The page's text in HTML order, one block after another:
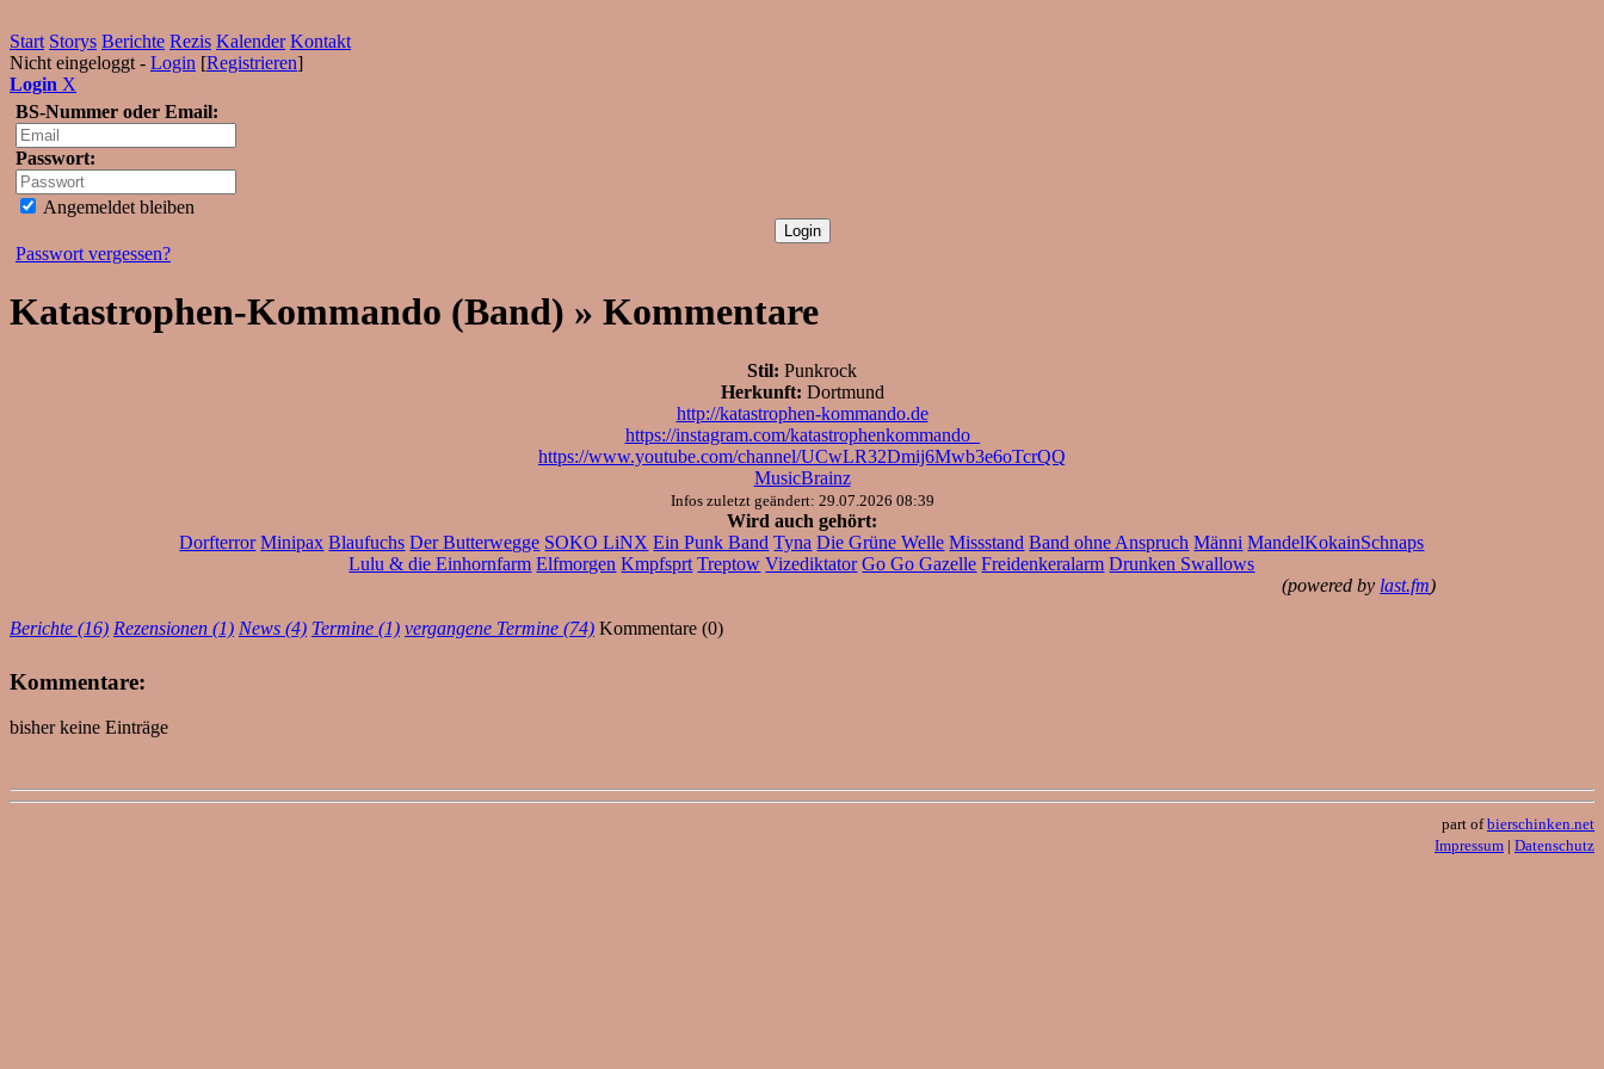
Start Storys Berichte Rezis Kalender Kontakt
Nicht eingeloggt - Login [Registrieren]
Login X
BS-Nummer oder Email:
Passwort:
Angemeldet bleiben
Passwort vergessen?
Katastrophen-Kommando (Band) » Kommentare
Stil: Punkrock
Herkunft: Dortmund
http://katastrophen-kommando.de
https://instagram.com/katastrophenkommando_
https://www.youtube.com/channel/UCwLR32Dmij6Mwb3e6oTcrQQ
MusicBrainz
Infos zuletzt geändert: 29.07.2026 08:39
Wird auch gehört:
Dorfterror Minipax Blaufuchs Der Butterwegge SOKO LiNX Ein Punk Band Tyna Die Grüne Welle Missstand Band ohne Anspruch Männi MandelKokainSchnaps
Lulu & die Einhornfarm Elfmorgen Kmpfsprt Treptow Vizediktator Go Go Gazelle Freidenkeralarm Drunken Swallows
(powered by last.fm)
Berichte (16) Rezensionen (1) News (4) Termine (1) vergangene Termine (74) Kommentare (0)
Kommentare:
bisher keine Einträge
part ofbierschinken.net
Impressum | Datenschutz